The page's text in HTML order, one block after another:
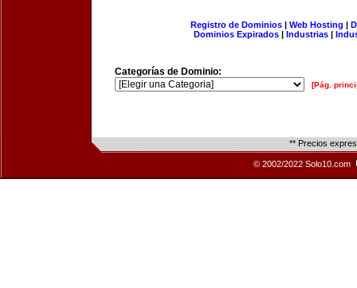
Registro de Dominios| Web Hosting |
Dominios Expirados | Industrias |
Categorías de Dominio:
[Pág.
** Precios
© 2002/2022 Solo10.com